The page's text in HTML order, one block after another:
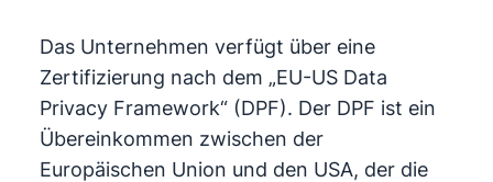
Das Unternehmen verfügt über eine
Zertifizierung nach dem „EU-US Data
Privacy Framework“ (DPF). Der DPF ist ein
Übereinkommen zwischen der
Europäischen Union und den USA, der die